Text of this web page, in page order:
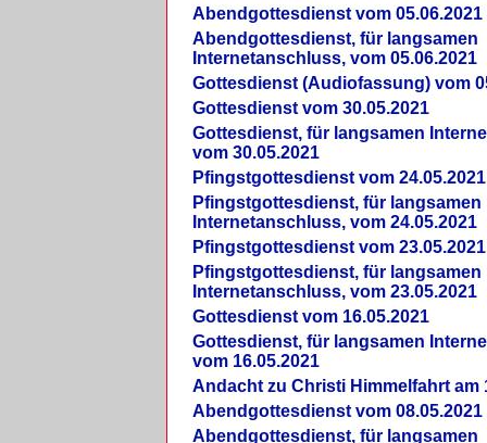
Abendgottesdienst vom 05.06.2021
Abendgottesdienst, für langsamen
Internetanschluss, vom 05.06.2021
Gottesdienst (Audiofassung) vom
Gottesdienst vom 30.05.2021
Gottesdienst, für langsamen
vom 30.05.2021
Pfingstgottesdienst vom 24.05.2021
Pfingstgottesdienst, für langsamen
Internetanschluss, vom 24.05.2021
Pfingstgottesdienst vom 23.05.2021
Pfingstgottesdienst, für langsamen
Internetanschluss, vom 23.05.2021
Gottesdienst vom 16.05.2021
Gottesdienst, für langsamen
vom 16.05.2021
Andacht zu Christi Himmelfahrt am
Abendgottesdienst vom 08.05.2021
Abendgottesdienst, für langsamen